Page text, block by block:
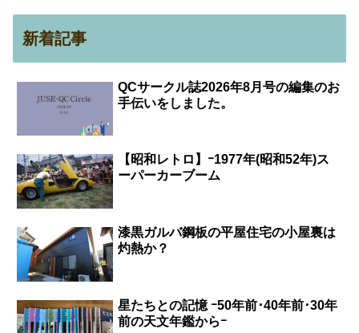
新着記事
QCサークル誌2026年8月号の編集のお
手伝いをしました。
【昭和レトロ】ｰ1977年(昭和52年)ス
ーパーカーブーム
漆黒ガルバ鋼板の平屋住宅の小屋裏は
灼熱か？
星たちとの記憶 ｰ50年前･40年前･30年
前の天文年鑑からｰ